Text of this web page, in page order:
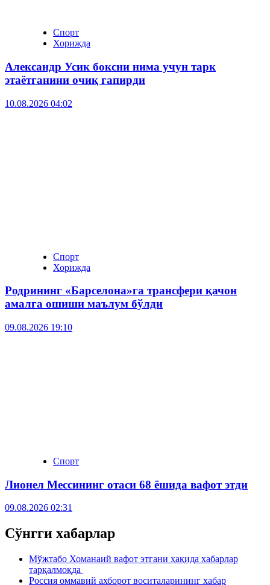
Спорт
Хорижда
Александр Усик боксни нима учун тарк
этаётганини очиқ гапирди
10.08.2026 04:02
Спорт
Хорижда
Родрининг «Барселона»га трансфери қачон
амалга ошиши маълум бўлди
09.08.2026 19:10
Спорт
Лионел Мессининг отаси 68 ёшида вафот этди
09.08.2026 02:31
Сўнгги хабарлар
Мўжтабо Хоманаий вафот этгани ҳақида хабарлар
тарқалмоқда
Россия оммавий ахборот воситаларининг хабар